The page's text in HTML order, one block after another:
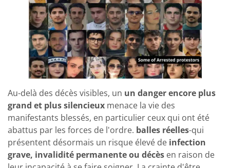
Au-delà des décès visibles, un un danger encore plus
grand et plus silencieux menace la vie des
manifestants blessés, en particulier ceux qui ont été
abattus par les forces de l'ordre. balles réelles-qui
présentent désormais un risque élevé de infection
grave, invalidité permanente ou décès en raison de